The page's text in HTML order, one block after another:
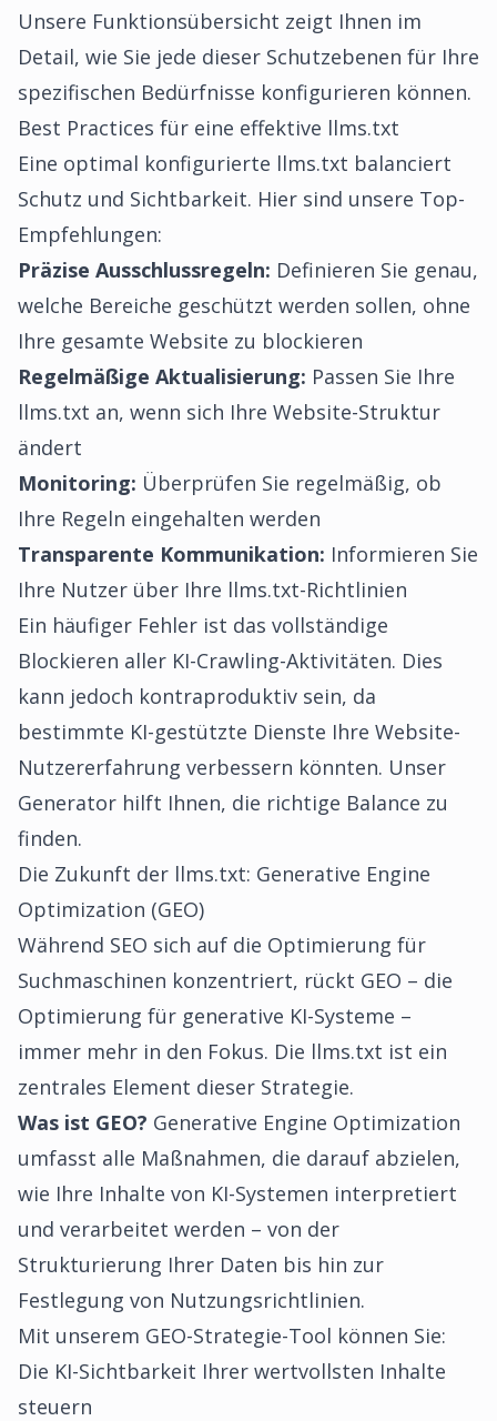
Unsere Funktionsübersicht zeigt Ihnen im
Detail, wie Sie jede dieser Schutzebenen für Ihre
spezifischen Bedürfnisse konfigurieren können.
Best Practices für eine effektive llms.txt
Eine optimal konfigurierte llms.txt balanciert
Schutz und Sichtbarkeit. Hier sind unsere Top-
Empfehlungen:
Präzise Ausschlussregeln: Definieren Sie genau,
welche Bereiche geschützt werden sollen, ohne
Ihre gesamte Website zu blockieren
Regelmäßige Aktualisierung: Passen Sie Ihre
llms.txt an, wenn sich Ihre Website-Struktur
ändert
Monitoring: Überprüfen Sie regelmäßig, ob
Ihre Regeln eingehalten werden
Transparente Kommunikation: Informieren Sie
Ihre Nutzer über Ihre llms.txt-Richtlinien
Ein häufiger Fehler ist das vollständige
Blockieren aller KI-Crawling-Aktivitäten. Dies
kann jedoch kontraproduktiv sein, da
bestimmte KI-gestützte Dienste Ihre Website-
Nutzererfahrung verbessern könnten. Unser
Generator hilft Ihnen, die richtige Balance zu
finden.
Die Zukunft der llms.txt: Generative Engine
Optimization (GEO)
Während SEO sich auf die Optimierung für
Suchmaschinen konzentriert, rückt GEO – die
Optimierung für generative KI-Systeme –
immer mehr in den Fokus. Die llms.txt ist ein
zentrales Element dieser Strategie.
Was ist GEO? Generative Engine Optimization
umfasst alle Maßnahmen, die darauf abzielen,
wie Ihre Inhalte von KI-Systemen interpretiert
und verarbeitet werden – von der
Strukturierung Ihrer Daten bis hin zur
Festlegung von Nutzungsrichtlinien.
Mit unserem GEO-Strategie-Tool können Sie:
Die KI-Sichtbarkeit Ihrer wertvollsten Inhalte
steuern